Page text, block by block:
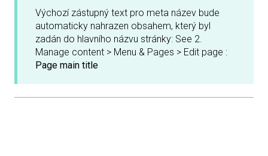
Výchozí zástupný text pro meta název bude
automaticky nahrazen obsahem, který byl
zadán do hlavního názvu stránky: See 2.
Manage content > Menu & Pages > Edit page :
Page main title